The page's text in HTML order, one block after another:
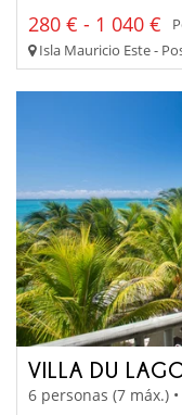
280 € - 1 040 €
Isla Mauricio Este -
VILLA DU
6 personas (7 máx.)